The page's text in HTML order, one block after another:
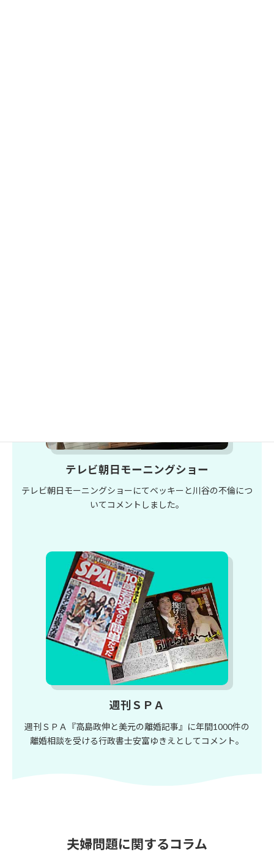
テレビ朝日モーニングショー
テレビ朝日モーニングショーにてベッキーと川谷の不倫につ
いてコメントしました。
週刊ＳＰＡ
週刊ＳＰＡ『高島政伸と美元の離婚記事』に年間1000件の
離婚相談を受ける行政書士安富ゆきえとしてコメント。
夫婦問題に関するコラム